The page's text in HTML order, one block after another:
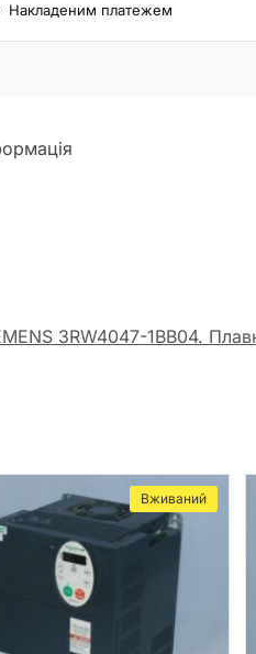
Накладеним платежем
3RW4047-1BB04.
Вживаний